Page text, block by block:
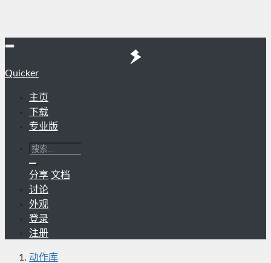
Quicker
主页
下载
专业版
分享 文档
讨论
外观
登录
注册
动作库